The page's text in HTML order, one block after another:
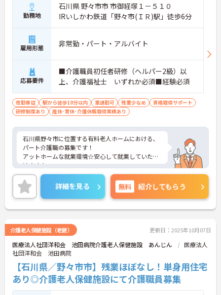
勤務地
石川県 野々市市 市御経塚１－５１０
IRいしかわ鉄道「野々市(ＩＲ)駅」徒歩6分
雇用形態 非常勤・パート・アルバイト
応募要件
■介護職員初任者研修（ヘルパー2級）以
上、介護福祉士 いずれか必須■経験必須
夜勤専従 駅から徒歩10分以内 車通勤可 残業少なめ
資格取得サポート
研修制度あり
産休･育休･介護休暇取得実績あり
石川県野々市に位置する有料老人ホームにおける、
パート介護職の募集です！
アットホームな就業環境☆安心して就業していただ
けます！
ご興味ある方には、面接対策ポイントなど、さらに
詳細をお話しいたしますのでお気軽にご相談くださ
い。
詳細を見る 無料 紹介してもらう
介護老人保健施設（老健） 更新日：2025年10月07日
医療法人社団洋和会 池田病院介護老人保健施設 あんじん
医療法人
社団洋和会 池田病院
【石川県／野々市市】残業ほぼなし！単身用住宅
あり◎介護老人保健施設にて介護職員募集